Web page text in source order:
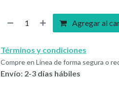
Agregar al
Términos y condiciones
Compre en Línea de forma segura o
Envío: 2-3 días hábiles